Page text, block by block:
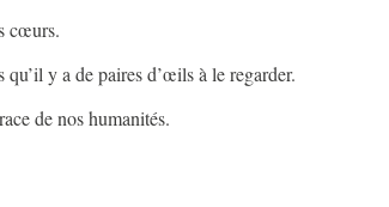
cœurs.
y a de paires d’œils à le regarder.
de nos humanités.